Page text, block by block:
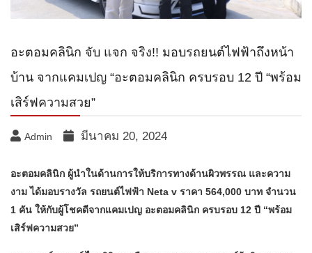
อะตอมคลินิก จับ แจก จริง!! มอบรถยนต์ไฟฟ้าถึงหน้า
บ้าน จากแคมเปญ “อะตอมคลินิก ครบรอบ 12 ปี “พร้อม
เสิร์ฟความสวย”
Admin มีนาคม 20, 2024
อะตอมคลินิก ผู้นำในด้านการให้บริการทางด้านผิวพรรณ และความ
งาม ได้มอบรางวัล รถยนต์ไฟฟ้า Neta v ราคา 564,000 บาท จำนวน
1 คัน ให้กับผู้โชคดีจากแคมเปญ อะตอมคลินิก ครบรอบ 12 ปี “พร้อม
เสิร์ฟความสวย”